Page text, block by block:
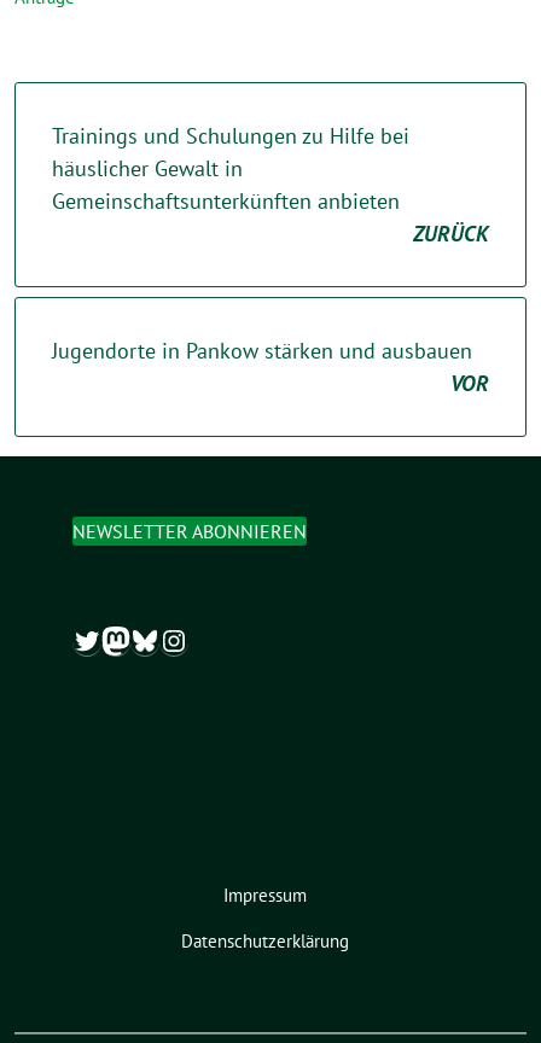
Trainings und Schulungen zu Hilfe bei
häuslicher Gewalt in
Gemeinschaftsunterkünften anbieten
ZURÜCK
Jugendorte in Pankow stärken und ausbauen
VOR
NEWSLETTER ABONNIEREN
Twitter
Mastodon
Bluesky
Instagram
Impressum
Datenschutzerklärung